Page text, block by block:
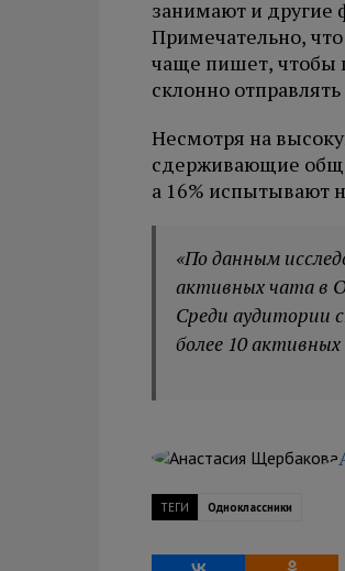
занимают и другие
Примечательно,
чаще пишет, чтобы
склонно
Несмотря на
сдерживающие
а 16% испытывают
«По данным
активных чата в
Среди аудитории
более 10
ТЕГИ Одноклассники